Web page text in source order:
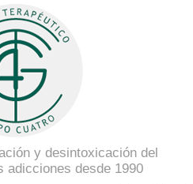
y desintoxicación del
adicciones desde 1990